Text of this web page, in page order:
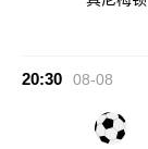
20:30 08-08